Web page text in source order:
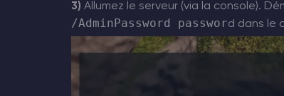
3) Allumez le serveur (via la console).
/AdminPassword password dans le